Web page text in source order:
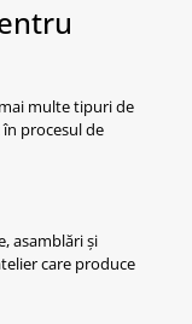
multe tipuri de
procesul de
asamblări și
care produce